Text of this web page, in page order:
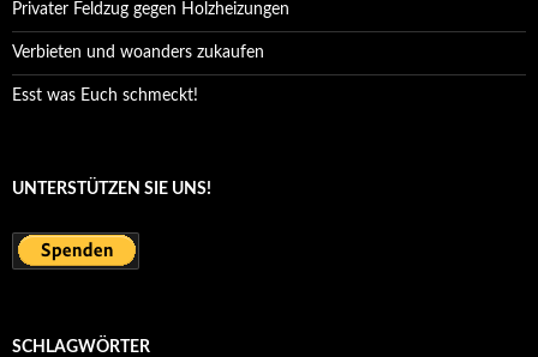
Privater Feldzug gegen Holzheizungen
Verbieten und woanders zukaufen
Esst was Euch schmeckt!
UNTERSTÜTZEN SIE UNS!
SCHLAGWÖRTER